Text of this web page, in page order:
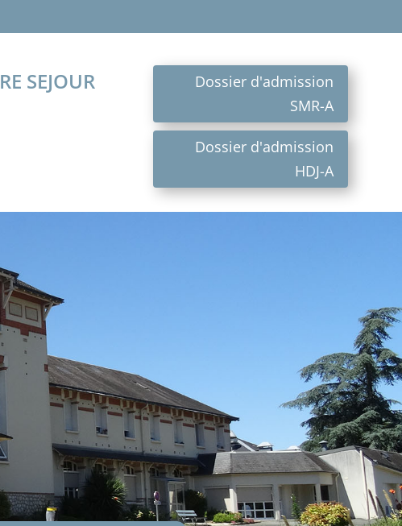
patientes, merci de prévenir
SEJOUR
Dossier d'admission
SMR-A
Dossier d'admission
HDJ-A